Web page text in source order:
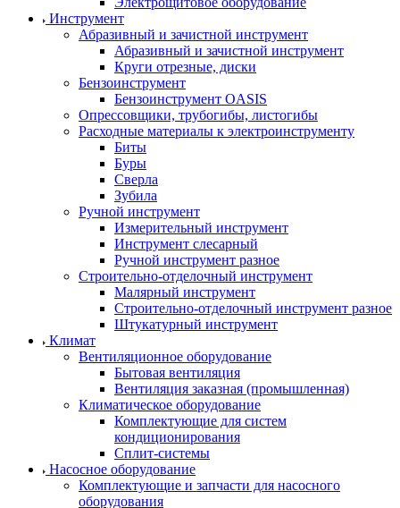
Инструмент
Абразивный и зачистной инструмент
Абразивный и зачистной инструмент
Круги отрезные, диски
Бензоинструмент
Бензоинструмент OASIS
Опрессовщики, трубогибы, листогибы
Расходные материалы к электроинструменту
Биты
Буры
Сверла
Зубила
Ручной инструмент
Измерительный инструмент
Инструмент слесарный
Ручной инструмент разное
Строительно-отделочный инструмент
Малярный инструмент
Строительно-отделочный инструмент разное
Штукатурный инструмент
Климат
Вентиляционное оборудование
Бытовая вентиляция
Вентиляция заказная (промышленная)
Климатическое оборудование
Комплектующие для систем
кондиционирования
Сплит-системы
Насосное оборудование
Комплектующие и запчасти для насосного
оборудования